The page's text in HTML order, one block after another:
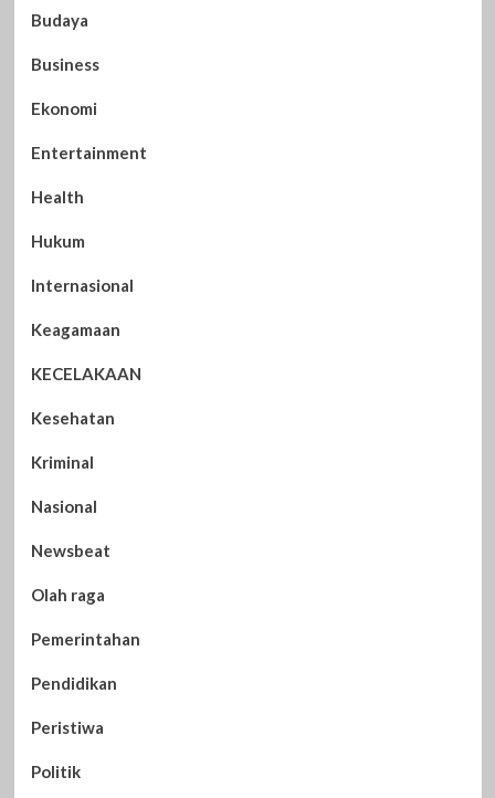
Budaya
Business
Ekonomi
Entertainment
Health
Hukum
Internasional
Keagamaan
KECELAKAAN
Kesehatan
Kriminal
Nasional
Newsbeat
Olah raga
Pemerintahan
Pendidikan
Peristiwa
Politik